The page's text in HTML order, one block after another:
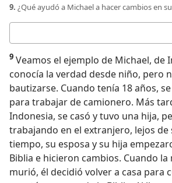
9. ¿Qué ayudó a Michael a hacer cambios en
9 Veamos el ejemplo de Michael, de
conocía la verdad desde niño, pero
bautizarse. Cuando tenía 18 años,
para trabajar de camionero. Más
Indonesia, se casó y tuvo una hija,
trabajando en el extranjero, lejos de
tiempo, su esposa y su hija
Biblia e hicieron cambios. Cuando
murió, él decidió volver a casa para